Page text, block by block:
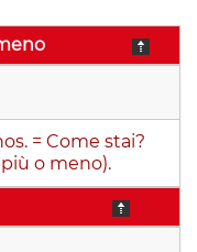
= Come stai?
o meno).